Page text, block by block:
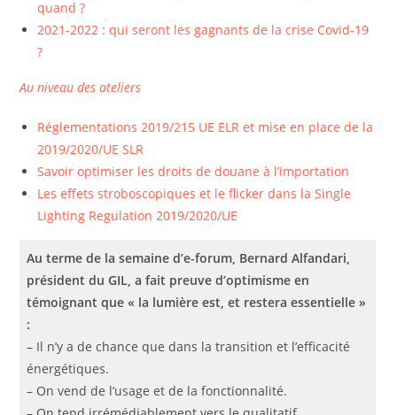
quand ?
2021-2022 : qui seront les gagnants de la crise Covid-19
?
Au niveau des ateliers
Réglementations 2019/215 UE ELR et mise en place de la
2019/2020/UE SLR
Savoir optimiser les droits de douane à l’importation
Les effets stroboscopiques et le flicker dans la Single
Lighting Regulation 2019/2020/UE
Au terme de la semaine d’e-forum, Bernard Alfandari,
président du GIL, a fait preuve d’optimisme en
témoignant que « la lumière est, et restera essentielle »
:
– Il n’y a de chance que dans la transition et l’efficacité
énergétiques.
– On vend de l’usage et de la fonctionnalité.